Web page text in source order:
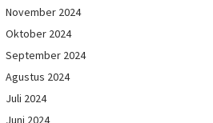
November 2024
Oktober 2024
September 2024
Agustus 2024
Juli 2024
Juni 2024